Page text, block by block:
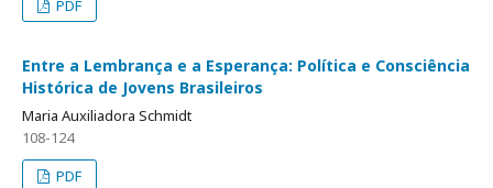
PDF
Entre a Lembrança e a Esperança: Política e Consciência
Histórica de Jovens Brasileiros
Maria Auxiliadora Schmidt
108-124
PDF